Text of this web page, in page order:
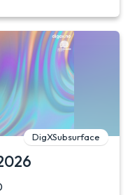
DigXSubsurface